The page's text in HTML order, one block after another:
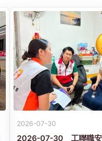
2026-07-30
2026-07-30 工聯職安